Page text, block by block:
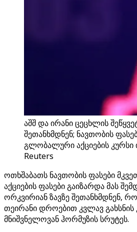
აშშ და ირანი ცეცხლის
შეთანხმდნენ; ნავთობის
გლობალური აქციების კურსი
Reuters
ოთხშაბათს ნავთობის ფასები
აქციების ფასები გაიზარდა მას
ორკვირიან ზავზე შეთანხმდნენ,
თეირანი დროებით კვლავ
მნიშვნელოვან ჰორმუზის სრუტეს.